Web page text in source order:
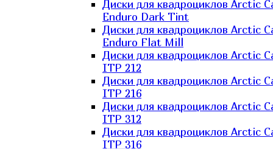
Диски для квадроциклов Arctic
Enduro Dark Tint
Диски для квадроциклов Arctic
Enduro Flat Mill
Диски для квадроциклов Arctic
ITP 212
Диски для квадроциклов Arctic
ITP 216
Диски для квадроциклов Arctic
ITP 312
Диски для квадроциклов Arctic
ITP 316